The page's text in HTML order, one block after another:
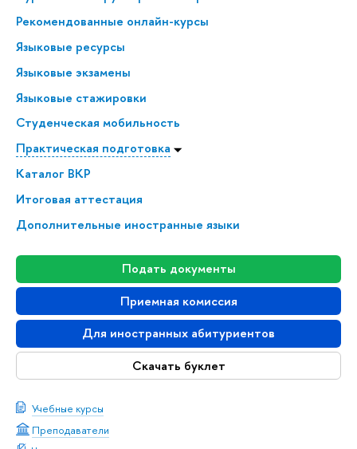
Рекомендованные онлайн-курсы
Языковые ресурсы
Языковые экзамены
Языковые стажировки
Студенческая мобильность
Практическая подготовка
Каталог ВКР
Итоговая аттестация
Дополнительные иностранные языки
Подать документы
Приемная комиссия
Для иностранных абитуриентов
Скачать буклет
Учебные курсы
Преподаватели